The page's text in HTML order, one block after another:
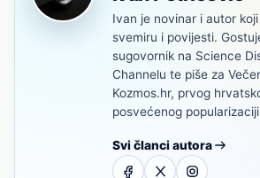
Ivan je novinar i autor
svemiru i povijesti.
sugovornik na Science
Channelu te piše za
Kozmos.hr, prvog
posvećenog
Svi članci autora